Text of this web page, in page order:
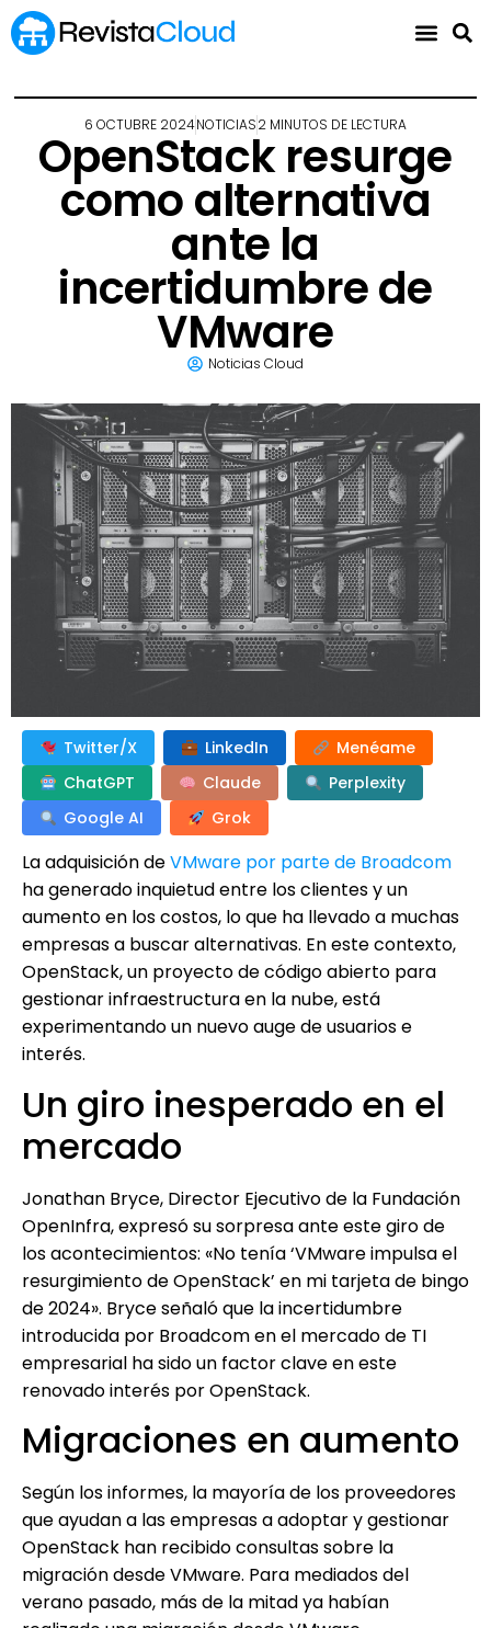
6 OCTUBRE 2024NOTICIAS2 MINUTOS DE LECTURA
OpenStack resurge
como alternativa
ante la
incertidumbre de
VMware
Noticias Cloud
Twitter/X LinkedIn
Menéame
ChatGPT
Claude
Perplexity
Google AI
Grok
La adquisición deVMware por parte de Broadcom
ha generado inquietud entre los clientes y un
aumento en los costos, lo que ha llevado a muchas
empresas a buscar alternativas. En este contexto,
OpenStack, un proyecto de código abierto para
gestionar infraestructura en la nube, está
experimentando un nuevo auge de usuarios e
interés.
Un giro inesperado en el
mercado
Jonathan Bryce, Director Ejecutivo de la Fundación
OpenInfra, expresó su sorpresa ante este giro de
los acontecimientos: «No tenía ‘VMware impulsa el
resurgimiento de OpenStack’ en mi tarjeta de bingo
de 2024». Bryce señaló que la incertidumbre
introducida por Broadcom en el mercado de TI
empresarial ha sido un factor clave en este
renovado interés por OpenStack.
Migraciones en aumento
Según los informes, la mayoría de los proveedores
que ayudan a las empresas a adoptar y gestionar
OpenStack han recibido consultas sobre la
migración desde VMware. Para mediados del
verano pasado, más de la mitad ya habían